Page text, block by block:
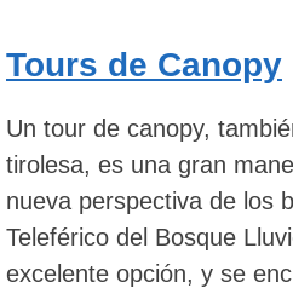
Tours de Canopy
Un tour de canopy,
tirolesa, es una gran
nueva perspectiva de los
Teleférico del Bosque
excelente opción, y se